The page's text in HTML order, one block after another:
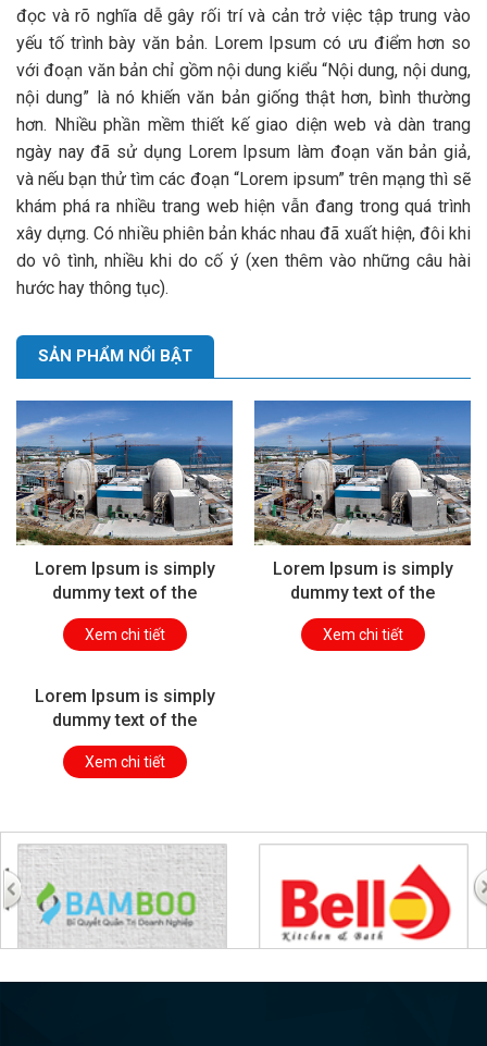
đọc và rõ nghĩa dễ gây rối trí và cản trở việc tập trung vào
yếu tố trình bày văn bản. Lorem Ipsum có ưu điểm hơn so
với đoạn văn bản chỉ gồm nội dung kiểu “Nội dung, nội dung,
nội dung” là nó khiến văn bản giống thật hơn, bình thường
hơn. Nhiều phần mềm thiết kế giao diện web và dàn trang
ngày nay đã sử dụng Lorem Ipsum làm đoạn văn bản giả,
và nếu bạn thử tìm các đoạn “Lorem ipsum” trên mạng thì sẽ
khám phá ra nhiều trang web hiện vẫn đang trong quá trình
xây dựng. Có nhiều phiên bản khác nhau đã xuất hiện, đôi khi
do vô tình, nhiều khi do cố ý (xen thêm vào những câu hài
hước hay thông tục).
SẢN PHẨM NỔI BẬT
Lorem Ipsum is simply
dummy text of the
printing
Xem chi tiết
Lorem Ipsum is simply
dummy text of the
printing
Xem chi tiết
Lorem Ipsum is simply
dummy text of the
printing
Xem chi tiết